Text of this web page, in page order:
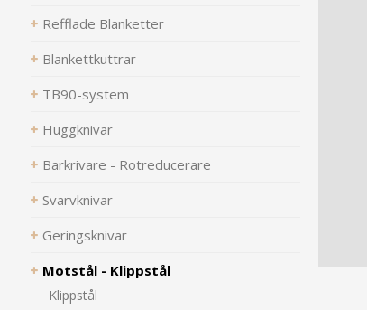
Refflade Blanketter
Blankettkuttrar
TB90-system
Huggknivar
Barkrivare - Rotreducerare
Svarvknivar
Geringsknivar
Motstål - Klippstål
Klippstål